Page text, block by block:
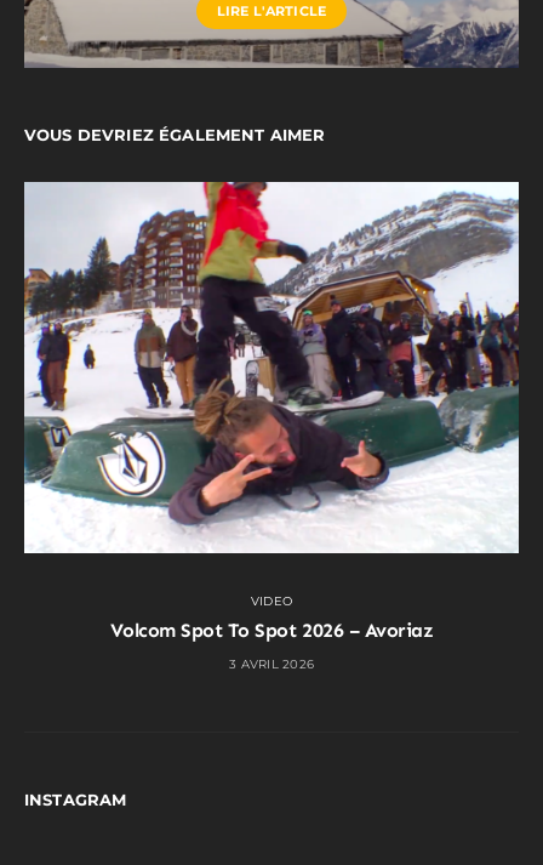
LIRE L'ARTICLE
VOUS DEVRIEZ ÉGALEMENT AIMER
VIDEO
Volcom Spot To Spot 2026 – Avoriaz
3 AVRIL 2026
INSTAGRAM